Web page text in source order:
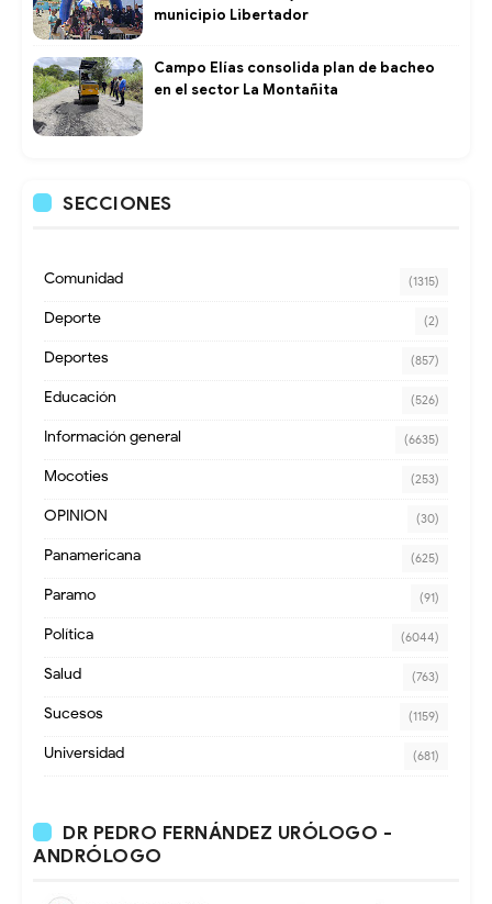
municipio Libertador
Campo Elías consolida plan de bacheo
en el sector La Montañita
SECCIONES
Comunidad (1315)
Deporte (2)
Deportes (857)
Educación (526)
Información general (6635)
Mocoties (253)
OPINION (30)
Panamericana (625)
Paramo (91)
Política (6044)
Salud (763)
Sucesos (1159)
Universidad (681)
DR PEDRO FERNÁNDEZ URÓLOGO -
ANDRÓLOGO